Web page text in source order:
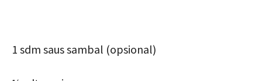
1 sdm saus sambal (opsional)